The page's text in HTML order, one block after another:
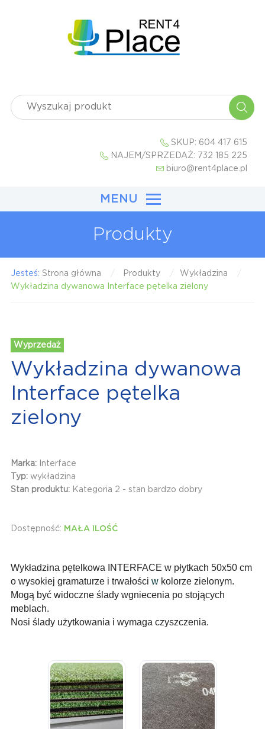
SKUP: 604 417 615
NAJEM/SPRZEDAŻ: 732 185 225
biuro@rent4place.pl
MENU
Produkty
Jesteś: Strona główna Produkty
Wykładzina
Wykładzina dywanowa Interface pętelka zielony
Wyprzedaż
Wykładzina dywanowa
Interface pętelka
zielony
Marka:
Interface
Typ: wykładzina
Stan produktu: Kategoria 2 - stan bardzo dobry
Dostępność: MAŁA ILOŚĆ
Wykładzina pętelkowa INTERFACE w płytkach 50x50 cm
o wysokiej gramaturze i trwałości wkolorze zielonym.
Mogą być widoczne ślady wgniecenia po stojących
meblach.
Nosi ślady użytkowania i wymaga czyszczenia.